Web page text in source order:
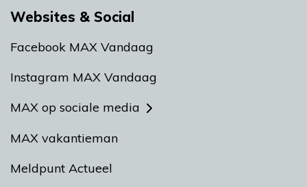
Websites & Social
Facebook MAX Vandaag
Instagram MAX Vandaag
MAX op sociale media
MAX vakantieman
Meldpunt Actueel